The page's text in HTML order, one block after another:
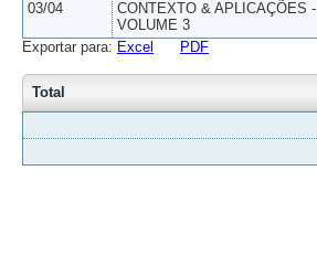
03/04
CONTEXTO & APLICAÇÕES -
VOLUME 3
Exportar para: Excel PDF
Total